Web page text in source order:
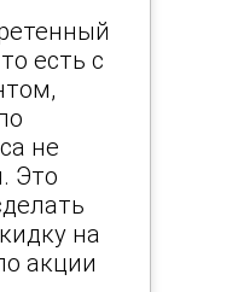
есть с
не
Это
на
акции